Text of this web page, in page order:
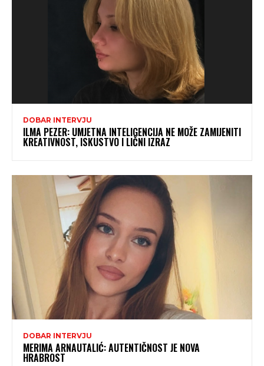
DOBAR INTERVJU
ILMA PEZER: UMJETNA INTELIGENCIJA NE MOŽE ZAMIJENITI
KREATIVNOST, ISKUSTVO I LIČNI IZRAZ
DOBAR INTERVJU
MERIMA ARNAUTALIĆ: AUTENTIČNOST JE NOVA
HRABROST